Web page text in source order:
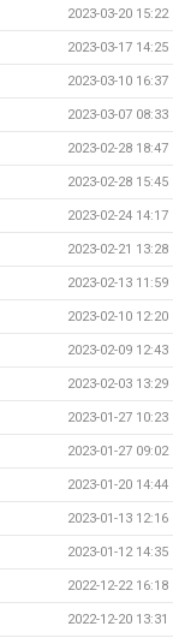
2023-03-20 15:22
2023-03-17 14:25
2023-03-10 16:37
2023-03-07 08:33
2023-02-28 18:47
2023-02-28 15:45
2023-02-24 14:17
2023-02-21 13:28
2023-02-13 11:59
2023-02-10 12:20
2023-02-09 12:43
2023-02-03 13:29
2023-01-27 10:23
2023-01-27 09:02
2023-01-20 14:44
2023-01-13 12:16
2023-01-12 14:35
2022-12-22 16:18
2022-12-20 13:31